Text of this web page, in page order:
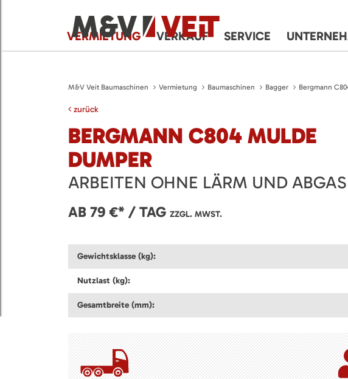
VERMIETUNG VERKAUF SERVICE
M&V Veit Baumaschinen Vermietung Baumaschinen Bagger Bergmann
zurück
BERGMANN C804 MULDE
DUMPER
ARBEITEN OHNE LÄRM UND
AB 79 €* / TAG ZZGL. MWST.
Gewichtsklasse (kg):
Nutzlast (kg):
Gesamtbreite (mm):